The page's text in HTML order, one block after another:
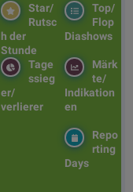
Top/
Flop
Diashows
Star/
Rutsc
h der
Stunde
Märk
te/
Indikation
en
Tage
ssieg
er/
verlierer
Repo
rting
Days